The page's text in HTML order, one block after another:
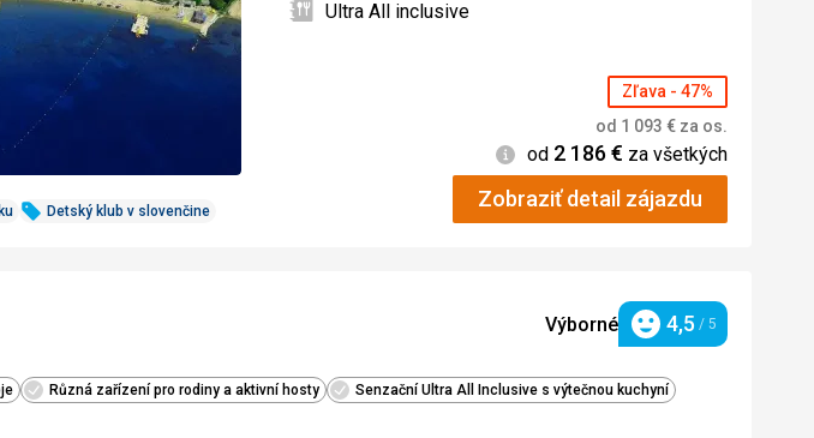
Detský klub v slovenčine
Ultra All inclusive
Zľava - 47%
od 1 093 € za os.
Informácie
od 2 186€ za všetkých
Zobraziť detail zájazdu
Výborné Hodnotenie
4,5 / 5
Různá zařízení pro rodiny a aktivní hosty Senzační Ultra All Inclusive s výtečnou kuchyní